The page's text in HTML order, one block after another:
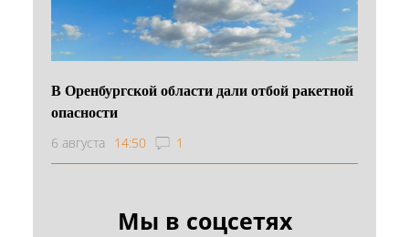
В Оренбургской области дали отбой ракетной
опасности
6 августа 14:50 1
Мы в соцсетях